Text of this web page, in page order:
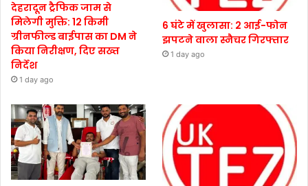
देहरादून ट्रैफिक जाम से
मिलेगी मुक्ति: 12 किमी
ग्रीनफील्ड बाईपास का DM ने
किया निरीक्षण, दिए सख्त
निर्देश
1 day ago
6 घंटे में खुलासा: 2 आई-फोन
झपटने वाला स्नैचर गिरफ्तार
1 day ago